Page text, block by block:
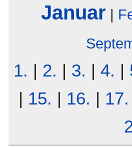
Januar |
1. | 2. | 3. | 4. |
| 15. | 16. | 17.